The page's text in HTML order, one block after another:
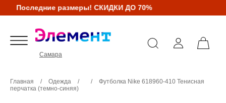
Последние размеры! СКИДКИ ДО 70%
Самара
Главная / Одежда / /
Футболка Nike 618960-410 Тенисная
перчатка (темно-синяя)